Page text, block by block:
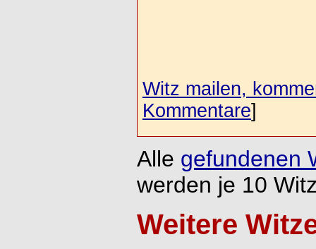
Witz mailen,
Kommentare]
Alle gefundenen
werden je 10
Weitere